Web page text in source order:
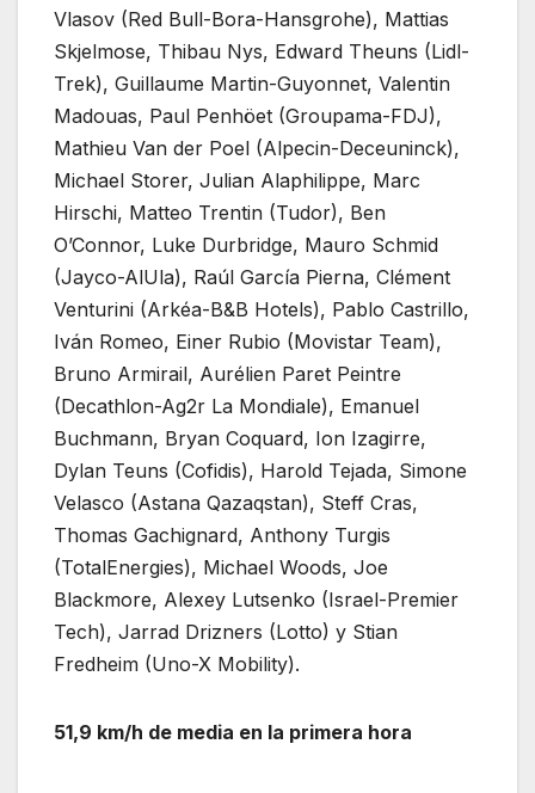
Vlasov (Red Bull-Bora-Hansgrohe), Mattias
Skjelmose, Thibau Nys, Edward Theuns (Lidl-
Trek), Guillaume Martin-Guyonnet, Valentin
Madouas, Paul Penhöet (Groupama-FDJ),
Mathieu Van der Poel (Alpecin-Deceuninck),
Michael Storer, Julian Alaphilippe, Marc
Hirschi, Matteo Trentin (Tudor), Ben
O’Connor, Luke Durbridge, Mauro Schmid
(Jayco-AlUla), Raúl García Pierna, Clément
Venturini (Arkéa-B&B Hotels), Pablo Castrillo,
Iván Romeo, Einer Rubio (Movistar Team),
Bruno Armirail, Aurélien Paret Peintre
(Decathlon-Ag2r La Mondiale), Emanuel
Buchmann, Bryan Coquard, Ion Izagirre,
Dylan Teuns (Cofidis), Harold Tejada, Simone
Velasco (Astana Qazaqstan), Steff Cras,
Thomas Gachignard, Anthony Turgis
(TotalEnergies), Michael Woods, Joe
Blackmore, Alexey Lutsenko (Israel-Premier
Tech), Jarrad Drizners (Lotto) y Stian
Fredheim (Uno-X Mobility).
51,9 km/h de media en la primera hora